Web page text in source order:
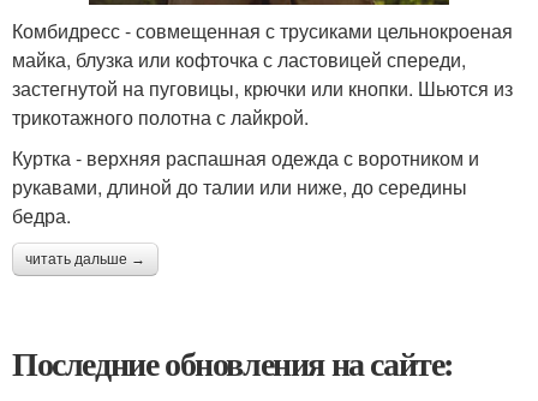
Комбидресс - совмещенная с трусиками цельнокроеная
майка, блузка или кофточка с ластовицей спереди,
застегнутой на пуговицы, крючки или кнопки. Шьются из
трикотажного полотна с лайкрой.
Куртка - верхняя распашная одежда с воротником и
рукавами, длиной до талии или ниже, до середины
бедра.
читать дальше →
Последние обновления на сайте: